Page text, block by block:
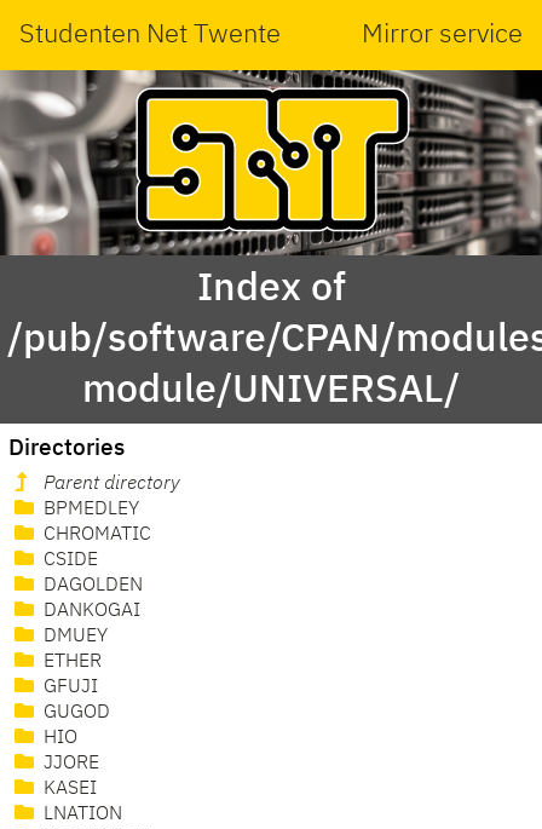
Studenten Net Twente Mirror service
Index of
/pub/software/CPAN/
module/UNIVERSAL/
Directories
Parent directory
BPMEDLEY
CHROMATIC
CSIDE
DAGOLDEN
DANKOGAI
DMUEY
ETHER
GFUJI
GUGOD
HIO
JJORE
KASEI
LNATION